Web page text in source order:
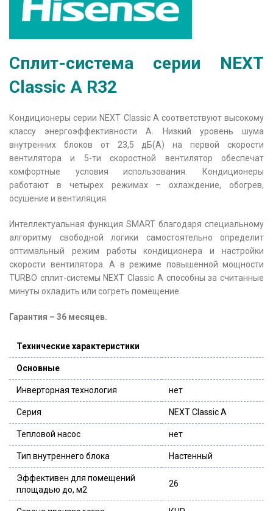
Сплит-система серии NEXT
Classic A R32
Кондиционеры серии NEXT Classic A соответствуют высокому
классу энергоэффективности А. Низкий уровень шума
внутренних блоков от 23,5 дБ(А) на первой скорости
вентилятора и 5-ти скоростной вентилятор обеспечат
комфортные условия использования. Кондиционеры
работают в четырех режимах – охлаждение, обогрев,
осушение и вентиляция.
Интеллектуальная функция SMART благодаря специальному
алгоритму свободной логики самостоятельно определит
оптимальный режим работы кондиционера и настройки
скорости вентилятора. А в режиме повышенной мощности
TURBO сплит-системы NEXT Classic A способны за считанные
минуты охладить или согреть помещение.
Гарантия – 36 месяцев.
Технические характеристики
Основные
Инверторная технология нет
Серия NEXT Classic A
Тепловой насос нет
Тип внутреннего блока Настенный
Эффективен для помещений
площадью до, м2
26